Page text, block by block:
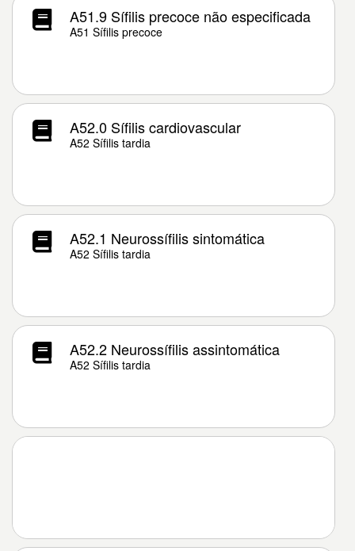
A51.9 Sífilis precoce não especificada
A51 Sífilis precoce
A52.0 Sífilis cardiovascular
A52 Sífilis tardia
A52.1 Neurossífilis sintomática
A52 Sífilis tardia
A52.2 Neurossífilis assintomática
A52 Sífilis tardia